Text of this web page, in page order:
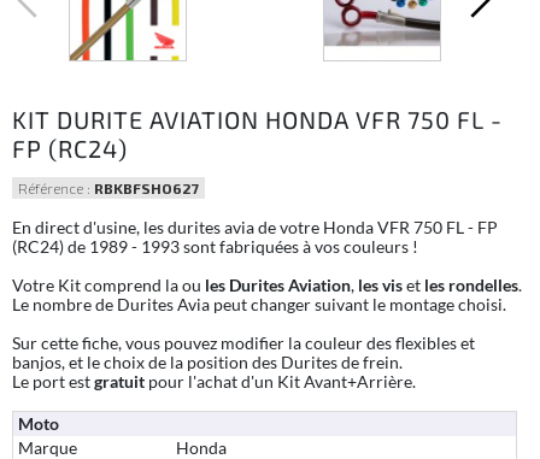
KIT DURITE AVIATION HONDA VFR 750 FL -
FP (RC24)
Référence : RBKBFSHO627
En direct d'usine, les durites avia de votre Honda VFR 750 FL - FP
(RC24) de 1989 - 1993 sont fabriquées à vos couleurs !
Votre Kit comprend la ou les Durites Aviation, les viset les rondelles.
Le nombre de Durites Avia peut changer suivant le montage choisi.
Sur cette fiche, vous pouvez modifier la couleur des flexibles et
banjos, et le choix de la position des Durites de frein.
Le port estgratuit pour l'achat d'un Kit Avant+Arrière.
Moto
Marque
Honda